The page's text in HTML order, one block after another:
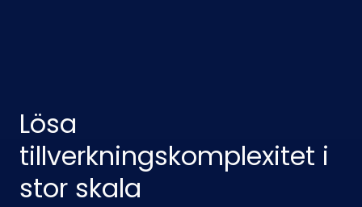
Lösa
tillverkningskomplexitet i
stor skala